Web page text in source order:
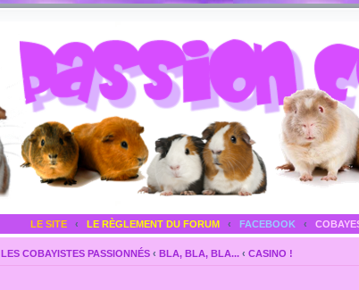
LE SITE ‹ LE RÈGLEMENT DU FORUM ‹ FACEBOOK ‹
LES COBAYISTES PASSIONNÉS ‹ BLA, BLA, BLA... ‹ CASINO !